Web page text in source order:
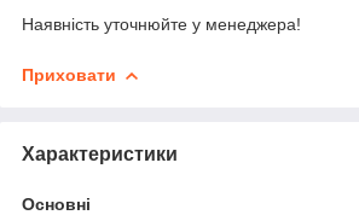
Наявність уточнюйте у менеджера!
Приховати
Характеристики
Основні